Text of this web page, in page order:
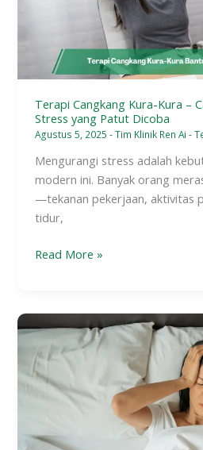
Terapi Cangkang Kura-Kura –
Stress yang Patut Dicoba
Agustus 5, 2025-Tim Klinik Ren Ai-
Mengurangi stress adalah
modern ini. Banyak orang
—tekanan pekerjaan, aktivitas
tidur,
Stress
yang
Patut
Dicoba
Read More »
Terapi
Cangkang
Kura-
Kura
untuk
Insomnia